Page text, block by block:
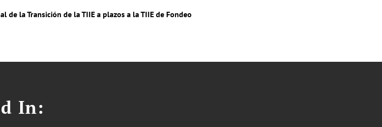
de la Transición de la TIIE a plazos a la TIIE de Fondeo
In: